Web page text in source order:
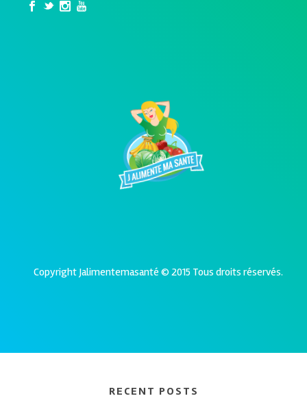
Copyright Jalimentemasanté © 2015 Tous droits réservés.
RECENT POSTS